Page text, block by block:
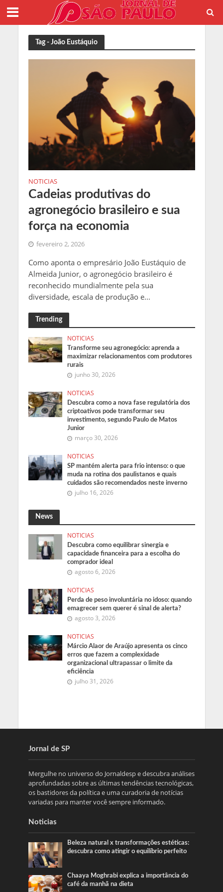
Tag - João Eustáquio
NOTICIAS
Cadeias produtivas do
agronegócio brasileiro e sua
força na economia
fevereiro 2, 2026
Como aponta o empresário João Eustáquio de
Almeida Junior, o agronegócio brasileiro é
reconhecido mundialmente pela sua
diversidade, escala de produção e...
Trending
NOTICIAS
Transforme seu agronegócio: aprenda a
maximizar relacionamentos com produtores
rurais
junho 30, 2026
NOTICIAS
Descubra como a nova fase regulatória dos
criptoativos pode transformar seu
investimento, segundo Paulo de Matos
Junior
março 30, 2026
NOTICIAS
SP mantém alerta para frio intenso: o que
muda na rotina dos paulistanos e quais
cuidados são recomendados neste inverno
julho 16, 2026
News
NOTICIAS
Descubra como equilibrar sinergia e
capacidade financeira para a escolha do
comprador ideal
agosto 6, 2026
NOTICIAS
Perda de peso involuntária no idoso: quando
emagrecer sem querer é sinal de alerta?
agosto 3, 2026
NOTICIAS
Márcio Alaor de Araújo apresenta os cinco
erros que fazem a complexidade
organizacional ultrapassar o limite da
eficiência
julho 31, 2026
Jornal de SP
Mergulhe no universo do Jornaldesp e descubra análises
aprofundadas sobre as últimas tendências tecnológicas,
os bastidores da política e uma curadoria de notícias
variadas para manter você sempre informado.
Noticias
Beleza natural x transformações estéticas:
descubra como atingir o equilíbrio perfeito
Chaaya Moghrabi explica a importância do
café da manhã na dieta